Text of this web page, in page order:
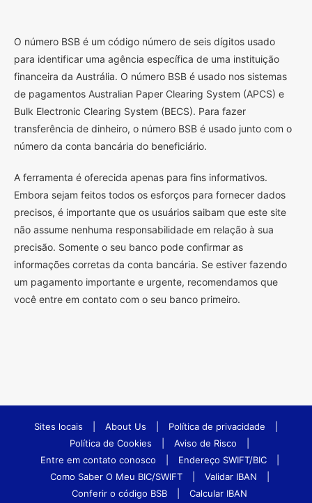
O número BSB é um código número de seis dígitos usado
para identificar uma agência específica de uma instituição
financeira da Austrália. O número BSB é usado nos sistemas
de pagamentos Australian Paper Clearing System (APCS) e
Bulk Electronic Clearing System (BECS). Para fazer
transferência de dinheiro, o número BSB é usado junto com o
número da conta bancária do beneficiário.
A ferramenta é oferecida apenas para fins informativos.
Embora sejam feitos todos os esforços para fornecer dados
precisos, é importante que os usuários saibam que este site
não assume nenhuma responsabilidade em relação à sua
precisão. Somente o seu banco pode confirmar as
informações corretas da conta bancária. Se estiver fazendo
um pagamento importante e urgente, recomendamos que
você entre em contato com o seu banco primeiro.
Sites locais About Us Política de privacidade
Política de Cookies
Aviso de Risco
Entre em contato conosco
Endereço SWIFT/BIC
Como Saber O Meu BIC/SWIFT
Validar IBAN
Conferir o código BSB
Calcular IBAN